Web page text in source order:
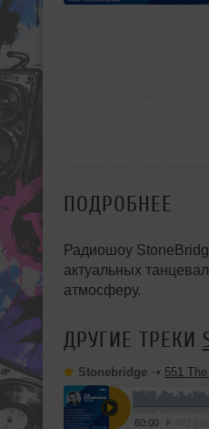
ПОДРОБНЕЕ
Радиошоу
актуальных
атмосферу.
ДРУГИЕ ТРЕКИ
Stonebridge ➝ 551 The
60:00